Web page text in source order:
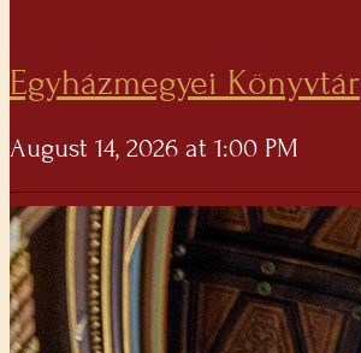
Egyházmegyei Könyvtár
August 14, 2026 at 1:00 PM